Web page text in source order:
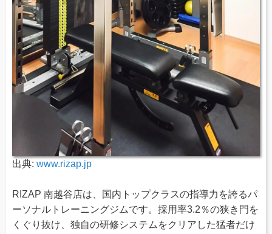
出典: www.rizap.jp
RIZAP 南越谷店は、国内トップクラスの指導力を誇るパ
ーソナルトレーニングジムです。採用率3.2％の狭き門を
くぐり抜け、独自の研修システムをクリアした猛者だけ